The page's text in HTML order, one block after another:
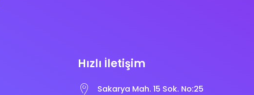
Hızlı İletişim
Sakarya Mah. 15 Sok. No:25